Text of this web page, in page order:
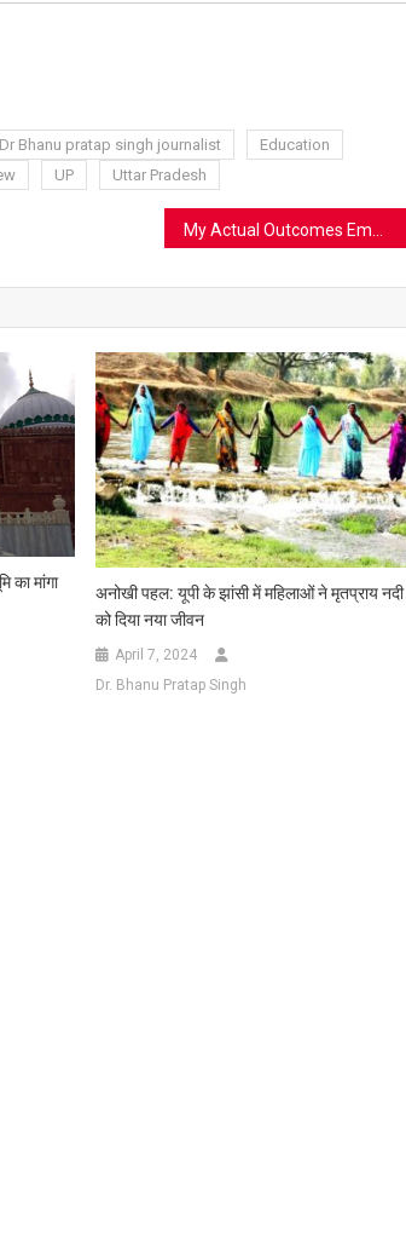
Dr Bhanu pratap singh journalist
Education
UP Uttar Pradesh
का मांगा
अनोखी पहल: यूपी के झांसी में महिलाओं ने मृतप्राय नदी
को दिया नया जीवन
April 7, 2024
Dr. Bhanu Pratap Singh